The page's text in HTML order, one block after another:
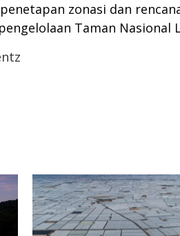
zonasi dan
Taman Nasional